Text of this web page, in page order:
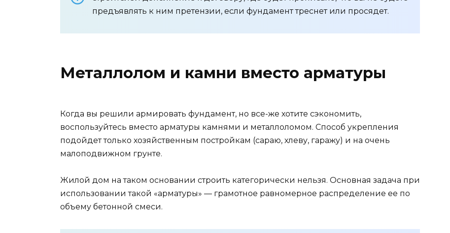
предъявлять к ним претензии, если фундамент треснет или просядет.
Металлолом и камни вместо арматуры
Когда вы решили армировать фундамент, но все-же хотите сэкономить,
воспользуйтесь вместо арматуры камнями и металлоломом. Способ укрепления
подойдет только хозяйственным постройкам (сараю, хлеву, гаражу) и на очень
малоподвижном грунте.
Жилой дом на таком основании строить категорически нельзя. Основная задача при
использовании такой «арматуры» — грамотное равномерное распределение ее по
объему бетонной смеси.